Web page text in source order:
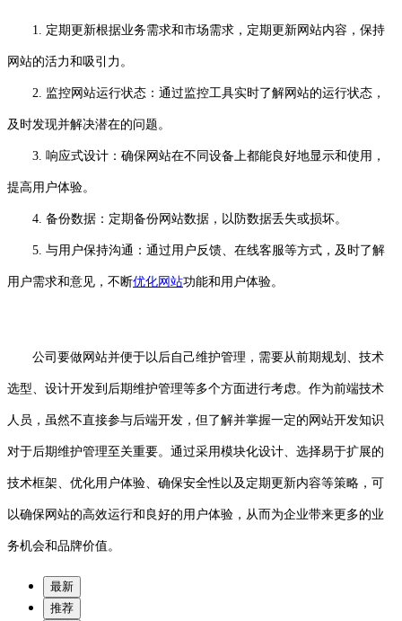
1. 定期更新根据业务需求和市场需求，定期更新网站内容，保持
网站的活力和吸引力。
2. 监控网站运行状态：通过监控工具实时了解网站的运行状态，
及时发现并解决潜在的问题。
3. 响应式设计：确保网站在不同设备上都能良好地显示和使用，
提高用户体验。
4. 备份数据：定期备份网站数据，以防数据丢失或损坏。
5. 与用户保持沟通：通过用户反馈、在线客服等方式，及时了解
用户需求和意见，不断优化网站功能和用户体验。
公司要做网站并便于以后自己维护管理，需要从前期规划、技术
选型、设计开发到后期维护管理等多个方面进行考虑。作为前端技术
人员，虽然不直接参与后端开发，但了解并掌握一定的网站开发知识
对于后期维护管理至关重要。通过采用模块化设计、选择易于扩展的
技术框架、优化用户体验、确保安全性以及定期更新内容等策略，可
以确保网站的高效运行和良好的用户体验，从而为企业带来更多的业
务机会和品牌价值。
最新
推荐